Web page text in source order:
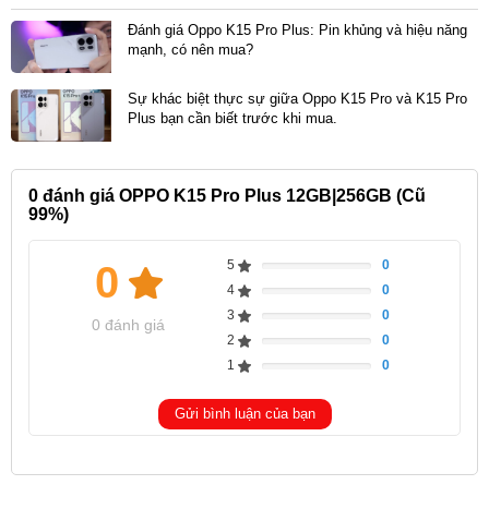
Đánh giá Oppo K15 Pro Plus: Pin khủng và hiệu năng
mạnh, có nên mua?
Sự khác biệt thực sự giữa Oppo K15 Pro và K15 Pro
Plus bạn cần biết trước khi mua.
0 đánh giá OPPO K15 Pro Plus 12GB|256GB (Cũ
99%)
0
0 đánh giá
5
0
4
0
3
0
2
0
1
0
Gửi bình luận của bạn